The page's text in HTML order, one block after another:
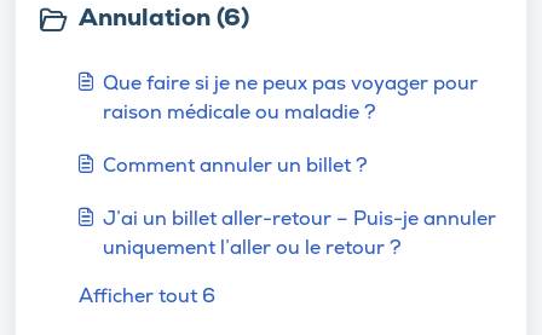
Annulation (6)
Que faire si je ne peux pas voyager pour
raison médicale ou maladie ?
Comment annuler un billet ?
J’ai un billet aller-retour – Puis-je annuler
uniquement l’aller ou le retour ?
Afficher tout 6